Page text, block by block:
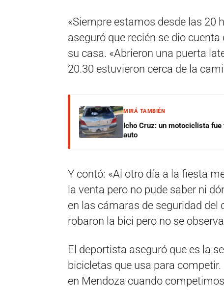
«Siempre estamos desde las 20
aseguró que recién se dio
su casa. «Abrieron una puerta
20.30 estuvieron cerca de la
MIRÁ TAMBIÉN
Icho Cruz: un motociclista
auto
Y contó: «Al otro día a la fiesta
la venta pero no pude saber ni
en las cámaras de seguridad del
robaron la bici pero no se
El deportista aseguró que es la
bicicletas que usa para
en Mendoza cuando